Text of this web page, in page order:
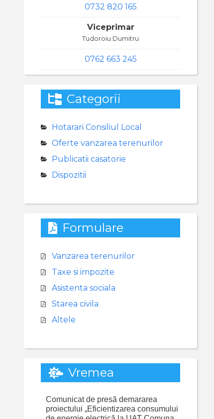
0732 820 165
Viceprimar
Tudoroiu Dumitru
0762 663 245
Categorii
Hotarari Consiliul Local
Oferte vanzarea terenurilor
Publicatii casatorie
Dispozitii
Formulare
Vanzarea terenurilor
Taxe si impozite
Asistenta sociala
Starea civila
Altele
Vremea
Comunicat de presă demararea
proiectului „Eficientizarea consumului